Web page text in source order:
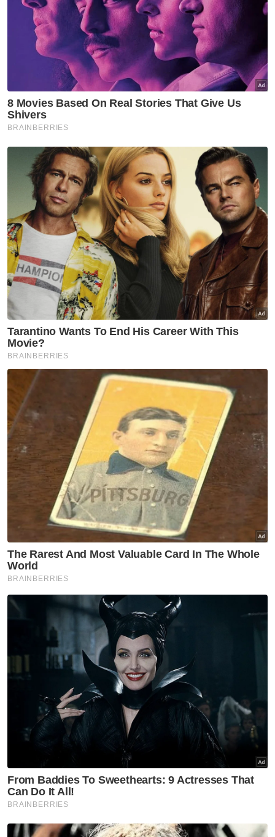
Orang ramai mengerumuni lokasi selepas kemalangan berlaku
"Kes disiasat di bawah Seksyen 41(1) Akta
Pengangkutan Jalan 1987 dan siasatan lanjut
masih diteruskan," katanya.
Video papan pemuka sebuah kenderaan
yang tular di media sosial memaparkan van
terbabit melanggar lampu isyarat merah lalu
merempuh motosikal mangsa.
Berita Telus & Tulus menerusi E-Mel setiap
hari!
Terdahulu, tular video seorang wanita
dipercayai ibu mangsa meraung melihat
anaknya tidak bernyawa selepas maut
dirempuh sebuah van berkenaan.
Menerusi video yang tular, wanita terbabit
yang tiba di lokasi dalam keadaan penuh
emosi menjerit 'Ya ALLAH' sambil dipeluk
suami yang cuba menenangkannya.
Muat turun aplikasi Sinar Harian.Klik di sini!
Harap bantu kajian selidik kami dan
dapatkan baucar tunai.
Kolej/ STPM/ Diploma
Ijazah sarjana muda
Ijazah sarjana (Master)
Ijazah kedoktoran
Masuk | Daftar VPoints:0
Langgar Lampu Isyarat Merah
Kemalangan Maut
Senawang